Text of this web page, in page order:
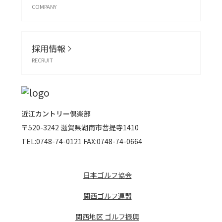
COMPANY
採用情報
RECRUIT
近江カントリー倶楽部
〒520-3242 滋賀県湖南市菩提寺1410
TEL:0748-74-0121 FAX:0748-74-0664
日本ゴルフ協会
関西ゴルフ連盟
関西地区 ゴルフ振興